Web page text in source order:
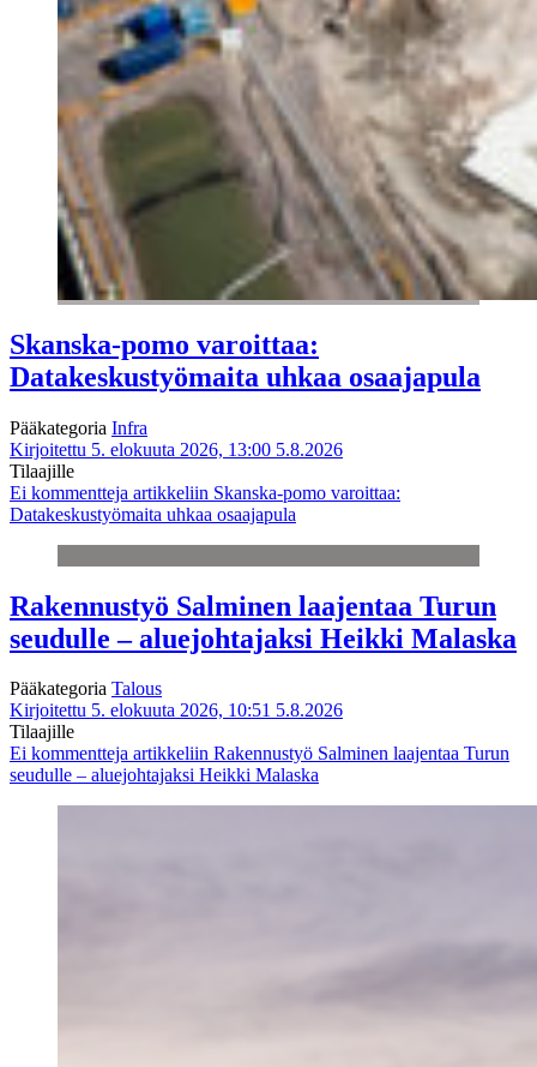
Skanska-pomo varoittaa:
Datakeskustyömaita uhkaa osaajapula
Pääkategoria Infra
Kirjoitettu 5. elokuuta 2026, 13:00 5.8.2026
Tilaajille
Ei kommentteja artikkeliin Skanska-pomo varoittaa:
Datakeskustyömaita uhkaa osaajapula
Rakennustyö Salminen laajentaa Turun
seudulle – aluejohtajaksi Heikki Malaska
Pääkategoria Talous
Kirjoitettu 5. elokuuta 2026, 10:51 5.8.2026
Tilaajille
Ei kommentteja artikkeliin Rakennustyö Salminen laajentaa Turun
seudulle – aluejohtajaksi Heikki Malaska